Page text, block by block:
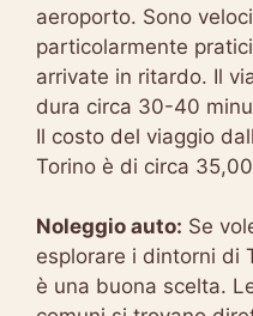
aeroporto. Sono
particolarmente
arrivate in ritardo. Il
dura circa 30-40
Il costo del viaggio
Torino è di circa
Noleggio auto: Se
esplorare i dintorni di
è una buona scelta.